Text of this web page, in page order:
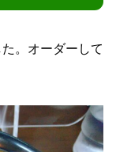
。オーダーして